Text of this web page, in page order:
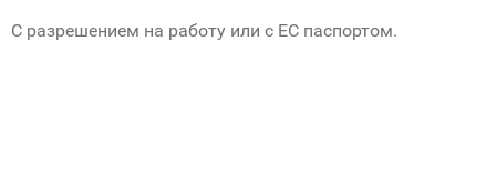
С разрешением на работу или с ЕС паспортом.